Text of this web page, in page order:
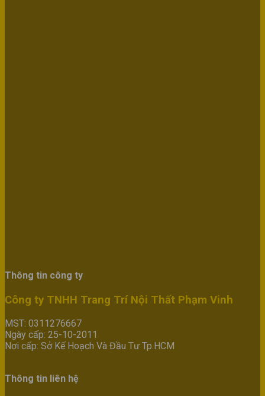
Thông tin công ty
Công ty TNHH Trang Trí Nội Thất Phạm Vinh
MST: 0311276667
Ngày cấp: 25-10-2011
Nơi cấp: Sở Kế Hoạch Và Đầu Tư Tp.HCM
Thông tin liên hệ